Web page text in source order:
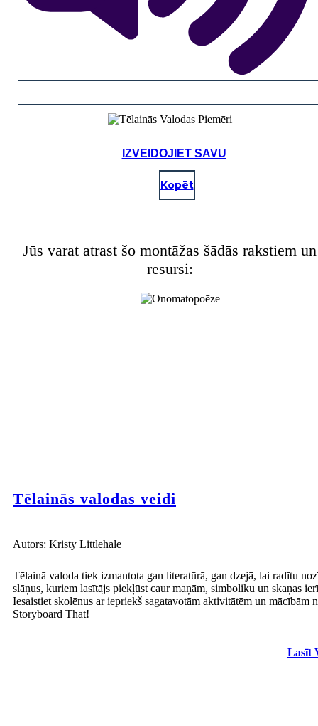
IZVEIDOJIET SAVU
Kopēt
Jūs varat atrast šo montāžas šādās rakstiem un
resursi:
Tēlainās valodas veidi
Autors: Kristy Littlehale
Tēlainā valoda tiek izmantota gan literatūrā, gan dzejā, lai radītu
slāņus, kuriem lasītājs piekļūst caur maņām, simboliku un skaņas
Iesaistiet skolēnus ar iepriekš sagatavotām aktivitātēm un mācībām
Storyboard That!
Lasīt